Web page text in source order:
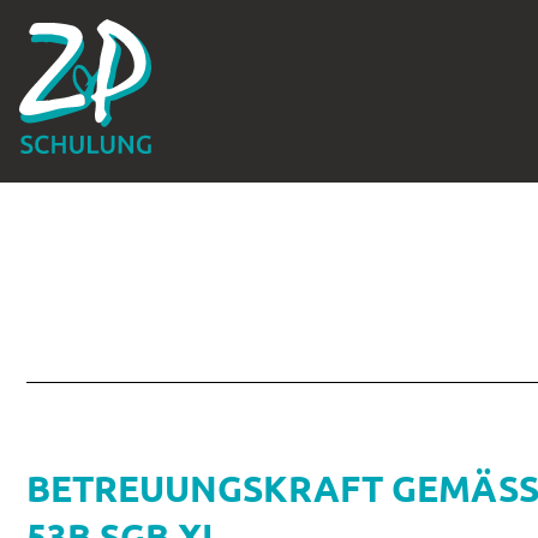
BETREUUNGSKRAFT GEMÄSS